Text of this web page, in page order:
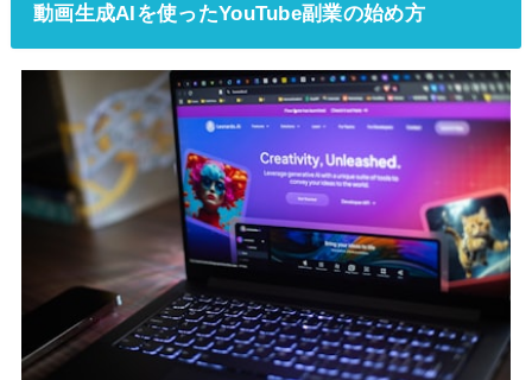
動画生成AIを使ったYouTube副業の始め方